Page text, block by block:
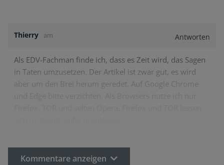
Thierry am Antworten
Als EDV-Fachman finde ich, dass es Zeit wird, das Sagen
in Taten umzusetzen. Der Artikel ist zwar gut, es wird
aber um den Brei herum geredet. Auf Google Chrome
Kommentare anzeigen